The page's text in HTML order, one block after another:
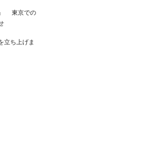
』 東京での
立ち上げま